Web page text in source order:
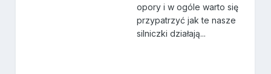
opory i w ogóle warto się
przypatrzyć jak te nasze
silniczki działają...